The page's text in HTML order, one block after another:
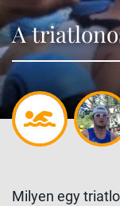
A
Milyen egy